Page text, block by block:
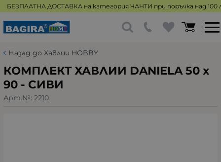
БЕЗПЛАТНА ДОСТАВКА на категория ЧАНТИ при поръчка над 100
Назад до Хавлии HOBBY
КОМПЛЕКТ ХАВЛИИ DANIELA 50 х
90 - СИВИ
Арт.№: 2210